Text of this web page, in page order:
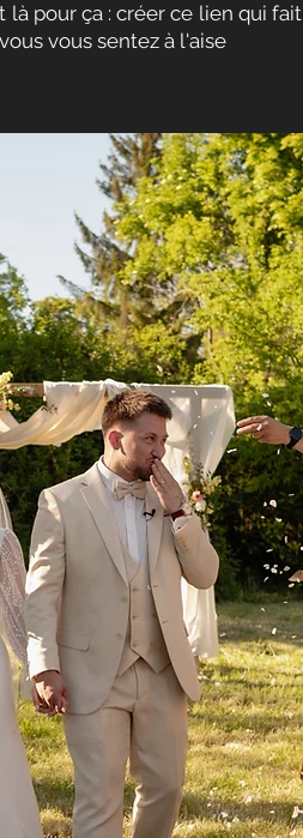
là pour ça : créer ce lien qui fait
vous sentez à l'aise